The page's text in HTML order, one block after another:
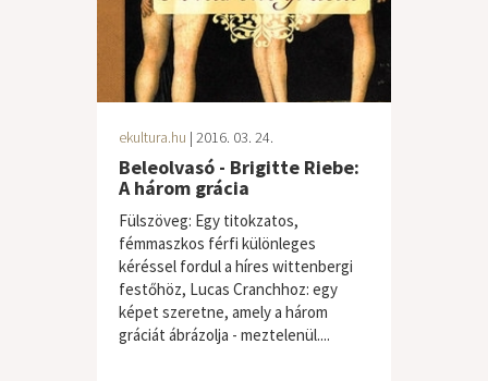
ekultura.hu | 2016. 03. 24.
Beleolvasó - Brigitte Riebe:
A három grácia
Fülszöveg: Egy titokzatos,
fémmaszkos férfi különleges
kéréssel fordul a híres wittenbergi
festőhöz, Lucas Cranchhoz: egy
képet szeretne, amely a három
gráciát ábrázolja - meztelenül....